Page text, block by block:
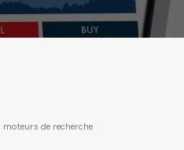
de recherche